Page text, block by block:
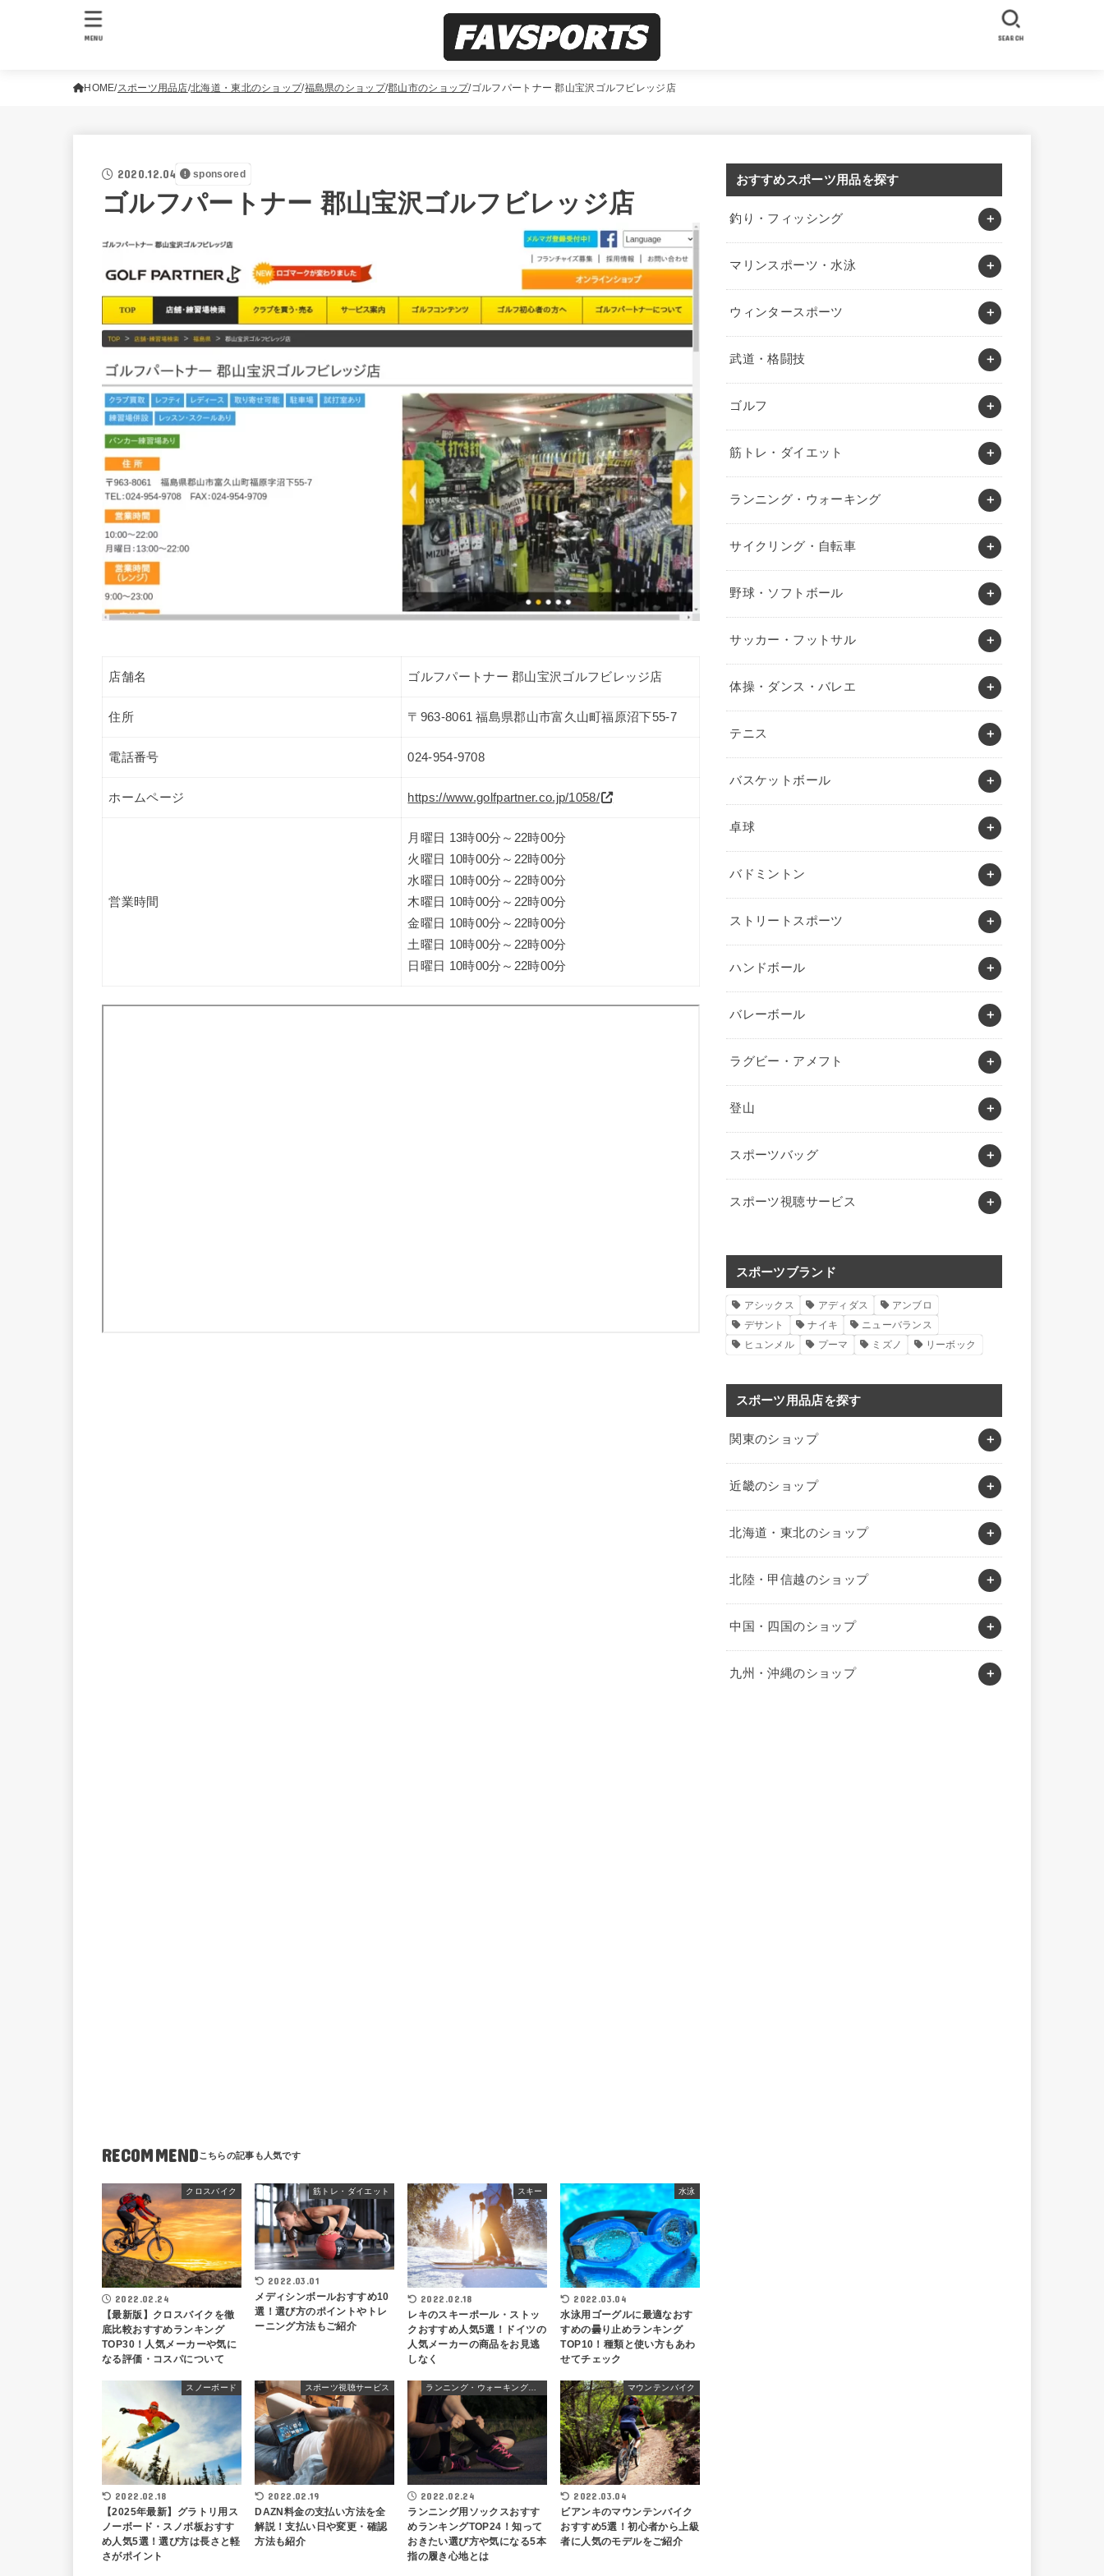
SEARCH
MENU
HOME スポーツ用品店 北海道・東北のショップ 福島県のショップ 郡山市のショップ ゴルフパートナー 郡山宝沢ゴルフビレッジ店
2020.12.04 sponsored
ゴルフパートナー 郡山宝沢ゴルフビレッジ店
店舗名 ゴルフパートナー 郡山宝沢ゴルフビレッジ店
住所 〒963-8061 福島県郡山市富久山町福原沼下55-7
電話番号 024-954-9708
ホームページ https://www.golfpartner.co.jp/1058/
営業時間
月曜日 13時00分～22時00分
火曜日 10時00分～22時00分
水曜日 10時00分～22時00分
木曜日 10時00分～22時00分
金曜日 10時00分～22時00分
土曜日 10時00分～22時00分
日曜日 10時00分～22時00分
RECOMMEND
クロスバイク
2022.02.24
【最新版】クロスバイクを徹
底比較おすすめランキング
TOP30！人気メーカーや気に
なる評価・コスパについて
筋トレ・ダイエット
2022.03.01
メディシンボールおすすめ10
選！選び方のポイントやトレ
ーニング方法もご紹介
スキー
2022.02.18
レキのスキーポール・ストッ
クおすすめ人気5選！ドイツの
人気メーカーの商品をお見逃
しなく
水泳
2022.03.04
水泳用ゴーグルに最適なおす
すめの曇り止めランキング
TOP10！種類と使い方もあわ
せてチェック
スノーボード
2022.02.18
【2025年最新】グラトリ用ス
ノーボード・スノボ板おすす
め人気5選！選び方は長さと軽
さがポイント
スポーツ視聴サービス
2022.02.19
DAZN料金の支払い方法を全
解説！支払い日や変更・確認
方法も紹介
ランニング・ウォーキングウェア
2022.02.24
ランニング用ソックスおすす
めランキングTOP24！知って
おきたい選び方や気になる5本
指の履き心地とは
マウンテンバイク
2022.03.04
ビアンキのマウンテンバイク
おすすめ5選！初心者から上級
者に人気のモデルをご紹介
おすすめスポーツ用品を探す
釣り・フィッシング
マリンスポーツ・水泳
ウィンタースポーツ
武道・格闘技
ゴルフ
筋トレ・ダイエット
ランニング・ウォーキング
サイクリング・自転車
野球・ソフトボール
サッカー・フットサル
体操・ダンス・バレエ
テニス
バスケットボール
卓球
バドミントン
ストリートスポーツ
ハンドボール
バレーボール
ラグビー・アメフト
登山
スポーツバッグ
スポーツ視聴サービス
スポーツブランド
アシックス アディダス
アンブロ
デサント
ナイキ
ニューバランス
ヒュンメル
プーマ ミズノ リーボック
スポーツ用品店を探す
関東のショップ
近畿のショップ
北海道・東北のショップ
北陸・甲信越のショップ
中国・四国のショップ
九州・沖縄のショップ